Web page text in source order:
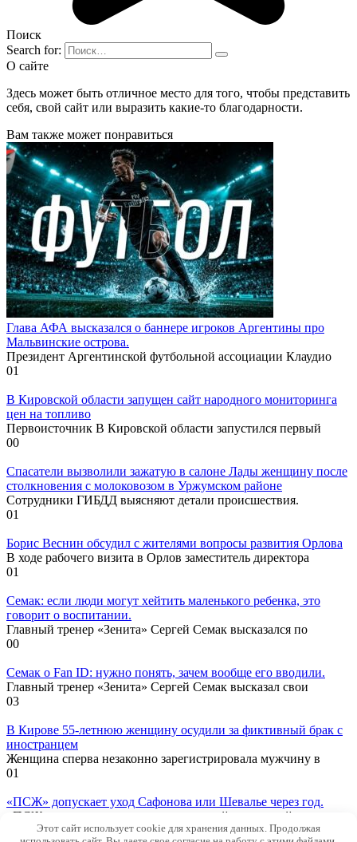
Поиск
Search for:
О сайте
Здесь может быть отличное место для того, чтобы представить
себя, свой сайт или выразить какие-то благодарности.
Вам также может понравиться
Глава АФА высказался о баннере игроков Аргентины про
Мальвинские острова.
Президент Аргентинской футбольной ассоциации Клаудио
01
В Кировской области запущен сайт народного мониторинга
цен на топливо
Первоисточник В Кировской области запустился первый
00
Спасатели вызволили зажатую в салоне Лады женщину после
столкновения с молоковозом в Уржумском районе
Сотрудники ГИБДД выясняют детали происшествия.
01
Борис Веснин обсудил с жителями вопросы развития Орлова
В ходе рабочего визита в Орлов заместитель директора
01
Семак: если люди могут хейтить маленького ребенка, это
говорит о воспитании.
Главный тренер «Зенита» Сергей Семак высказался по
00
Семак о Fan ID: нужно понять, зачем вообще его вводили.
Главный тренер «Зенита» Сергей Семак высказал свои
03
В Кирове 55-летнюю женщину осудили за фиктивный брак с
иностранцем
Женщина сперва незаконно зарегистрировала мужчину в
01
«ПСЖ» допускает уход Сафонова или Шевалье через год.
«ПСЖ» готовится к изменениям в своей вратарской линии.
Этот сайт использует cookie для хранения данных. Продолжая